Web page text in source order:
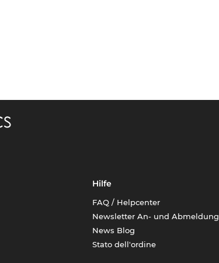
Hilfe
FAQ / Helpcenter
Newsletter An- und Abmeldung
News Blog
Stato dell'ordine